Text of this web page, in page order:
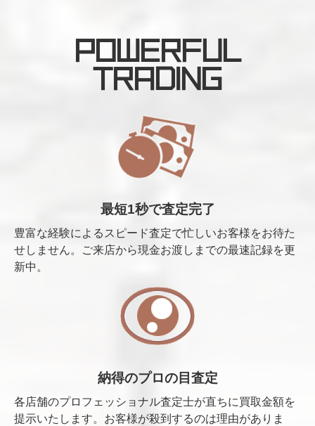
POWERFUL
TRADING
最短1秒で査定完了
豊富な経験によるスピード査定で忙しいお客様をお待た
せしません。ご来店から現金お渡しまでの最速記録を更
新中。
納得のプロの目査定
各店舗のプロフェッショナル査定士が直ちに買取金額を
提示いたします。お客様が殺到するのは理由がありま